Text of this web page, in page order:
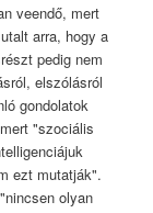
veendő, mert
arra, hogy a
pedig nem
elszólásról
gondolatok
"szociális
ezt mutatják".
olyan